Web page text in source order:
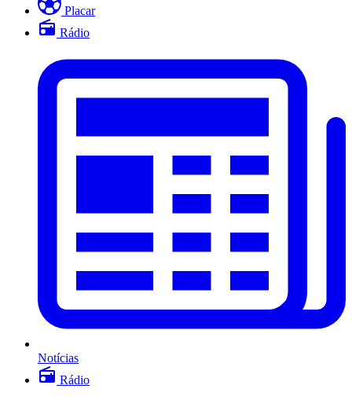
Placar
Rádio
Notícias
Rádio